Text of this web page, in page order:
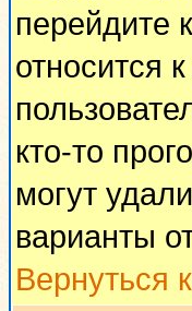
перейдите
относится
кто-то
могут
варианты
Вернуться